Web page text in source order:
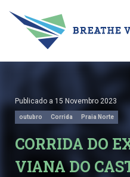
Publicado a 15 Novembro 2023
outubro Corrida Praia Norte
CORRIDA DO
VIANA DO